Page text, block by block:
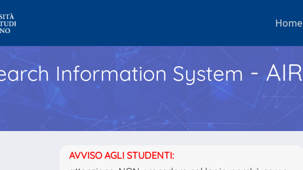
Home
Information System - AIR
AVVISO AGLI STUDENTI: